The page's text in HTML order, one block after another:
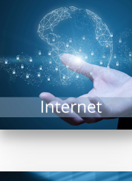
Navigateurs, moteurs
de recherche, matériel
de connexion… Internet
est un vaste univers ou
matériels et logiciels...
EN SAVOIR PLUS
Pour la diffusion de